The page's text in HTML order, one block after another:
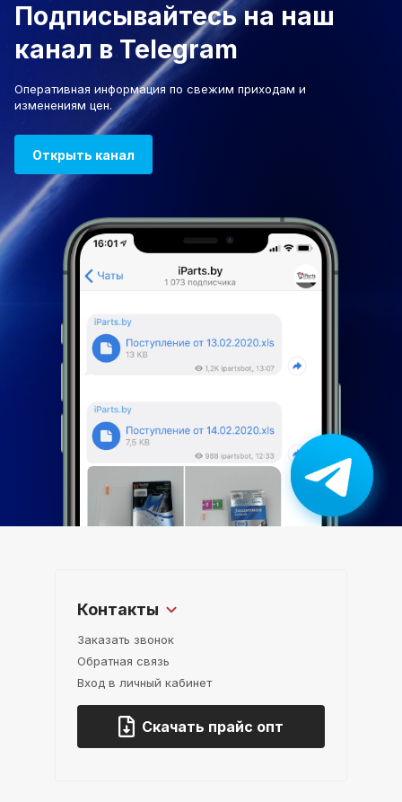
Подписывайтесь на наш
канал в Telegram
Оперативная информация по свежим приходам и
изменениям цен.
Открыть канал
Контакты
Заказать звонок
Обратная связь
Вход в личный кабинет
Скачать прайс опт